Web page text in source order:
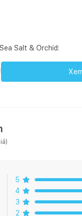
Salt & Orchid:
trộn mượt mà và tao
tinh tế và thanh lịch.
biển và ozon sẽ
5
4
3
2